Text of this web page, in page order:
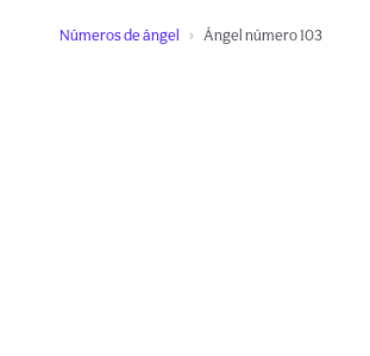
Números de ángel Ángel número 103